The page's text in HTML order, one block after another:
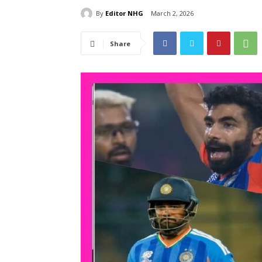
By Editor NHG March 2, 2026
Share